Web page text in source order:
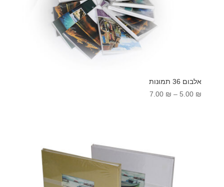
אלבום 36 תמונות
5.00 ₪
–
7.00 ₪
טווח